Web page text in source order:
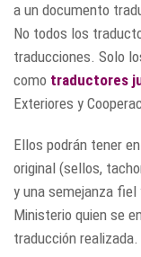
a un documento
No todos los
traducciones. Solo
como traductores
Exteriores y
Ellos podrán tener
original (sellos,
y una semejanza fiel
Ministerio quien se
traducción realizada.